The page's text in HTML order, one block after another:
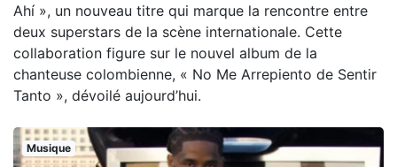
Ahí », un nouveau titre qui marque la rencontre entre
deux superstars de la scène internationale. Cette
collaboration figure sur le nouvel album de la
chanteuse colombienne, « No Me Arrepiento de Sentir
Tanto », dévoilé aujourd’hui.
Musique